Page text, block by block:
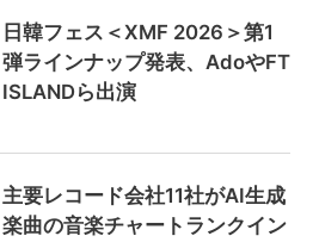
日韓フェス＜XMF 2026＞第1
弾ラインナップ発表、AdoやFT
ISLANDら出演
主要レコード会社11社がAI生成
楽曲の音楽チャートランクイン